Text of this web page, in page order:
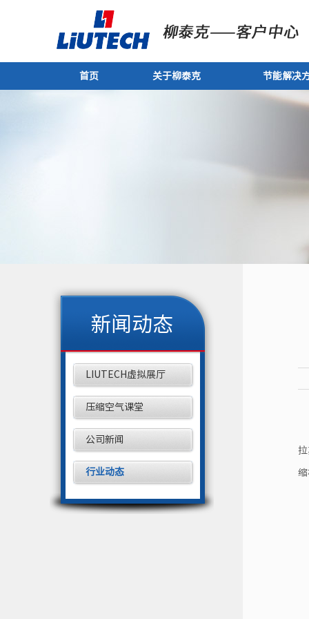
首页 关于柳泰克 节能解决
新闻动态
LIUTECH虚拟展厅
压缩空气课堂
公司新闻
行业动态